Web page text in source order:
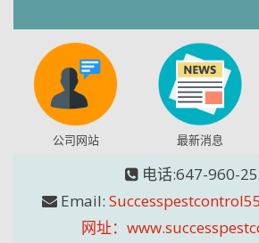
公司网站 最新消息
电话:647-960-
Email:
网址：